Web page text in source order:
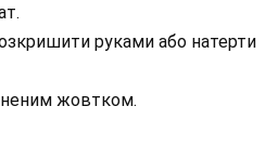
руками або натерти
жовтком.